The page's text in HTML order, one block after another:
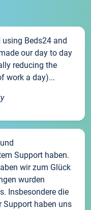
using Beds24 and
our day to day
reducing the
work a day)...
Support haben.
wir zum Glück
wurden
Insbesondere die
Support haben uns